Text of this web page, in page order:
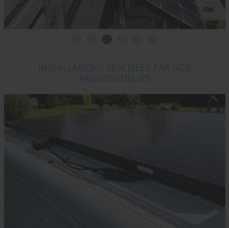
INSTALLATIONS RÉALISÉES PAR NOS
AMBASSADEURS